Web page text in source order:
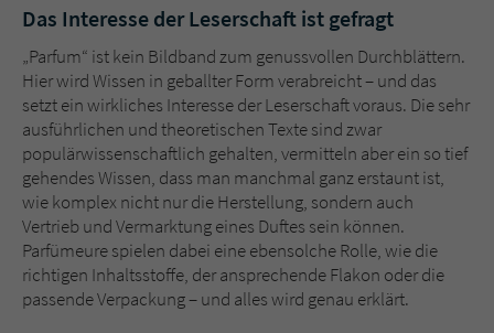
Das Interesse der Leserschaft ist gefragt
„Parfum“ ist kein Bildband zum genussvollen Durchblättern.
Hier wird Wissen in geballter Form verabreicht – und das
setzt ein wirkliches Interesse der Leserschaft voraus. Die sehr
ausführlichen und theoretischen Texte sind zwar
populärwissenschaftlich gehalten, vermitteln aber ein so tief
gehendes Wissen, dass man manchmal ganz erstaunt ist,
wie komplex nicht nur die Herstellung, sondern auch
Vertrieb und Vermarktung eines Duftes sein können.
Parfümeure spielen dabei eine ebensolche Rolle, wie die
richtigen Inhaltsstoffe, der ansprechende Flakon oder die
passende Verpackung – und alles wird genau erklärt.